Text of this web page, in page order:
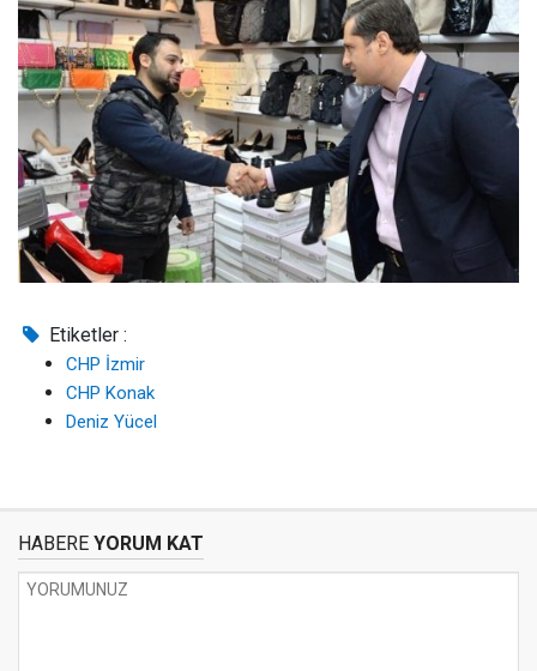
Etiketler :
CHP İzmir
CHP Konak
Deniz Yücel
HABERE YORUM KAT